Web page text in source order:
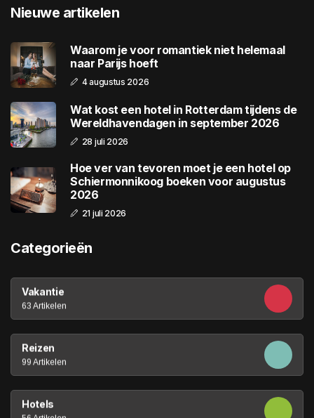
Nieuwe artikelen
Waarom je voor romantiek niet helemaal
naar Parijs hoeft
4 augustus 2026
Wat kost een hotel in Rotterdam tijdens de
Wereldhavendagen in september 2026
28 juli 2026
Hoe ver van tevoren moet je een hotel op
Schiermonnikoog boeken voor augustus
2026
21 juli 2026
Categorieën
Vakantie
63 Artikelen
Reizen
99 Artikelen
Hotels